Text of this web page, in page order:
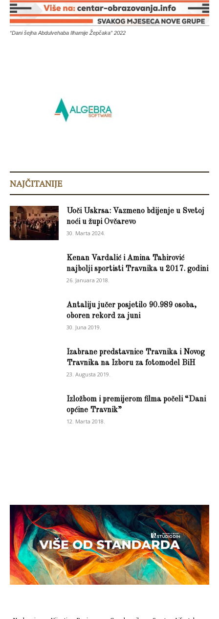
“Dani šejha Abdulvehaba Ilhamije Žepčaka” 2022
NAJČITANIJE
Uoči Uskrsa: Vazmeno bdijenje u Svetoj
noći u župi Ovčarevo
30. Marta 2024.
Kenan Vardalić i Amina Tahirović
najbolji sportisti Travnika u 2017. godini
26. Januara 2018.
Antaliju jučer posjetilo 90.989 osoba,
oboren rekord za juni
30. Juna 2019.
Izabrane predstavnice Travnika i Novog
Travnika na Izboru za fotomodel BiH
23. Augusta 2019.
Izložbom i premijerom filma počeli “Dani
općine Travnik”
12. Marta 2018.